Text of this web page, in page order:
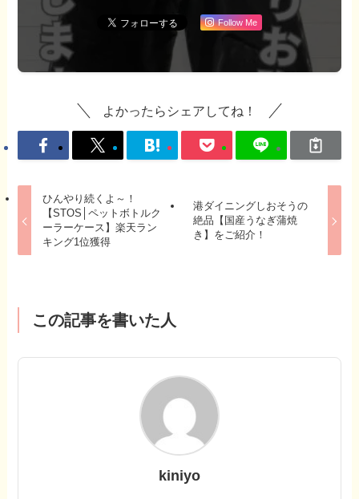
Follow Me
よかったらシェアしてね！
ひんやり続くよ～！
【STOS│ペットボトルク
ーラーケース】楽天ラン
キング1位獲得
港ダイニングしおそうの
絶品【国産うなぎ蒲焼
き】をご紹介！
この記事を書いた人
kiniyo